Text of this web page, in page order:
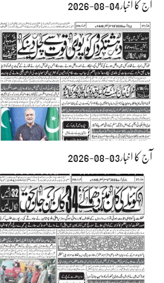
آج کا اخبار04-08-2026
آج کا اخبار03-08-2026